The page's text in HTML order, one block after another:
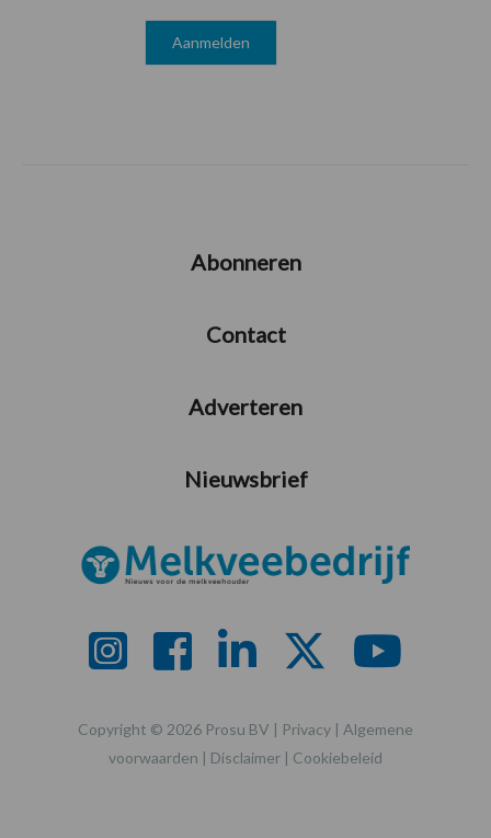
Abonneren
Contact
Adverteren
Nieuwsbrief
Copyright © 2026 Prosu BV | Privacy | Algemene
voorwaarden | Disclaimer | Cookiebeleid